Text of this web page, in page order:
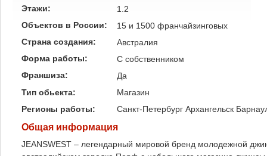
Этажи:
1.2
Объектов в России:
15 и 1500 франчайзинговых
Страна создания:
Австралия
Форма работы:
C собственником
Франшиза:
Да
Тип обьекта:
Магазин
Регионы работы:
Санкт-Петербург Архангельск
Общая информация
JEANSWEST – легендарный мировой бренд молодежной